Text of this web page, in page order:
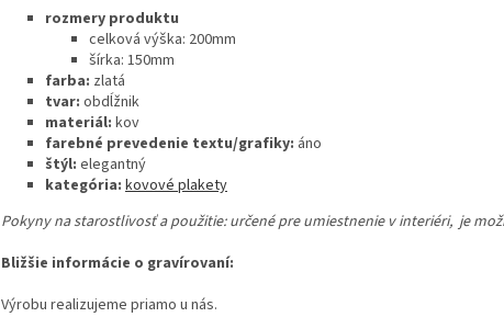
rozmery produktu
celková výška: 200mm
šírka: 150mm
farba: zlatá
tvar: obdĺžnik
materiál: kov
farebné prevedenie textu/grafiky: áno
štýl: elegantný
kategória: kovové plakety
Pokyny na starostlivosť a použitie: určené pre umiestnenie v interiéri, je
Bližšie informácie o gravírovaní:
Výrobu realizujeme priamo u nás.